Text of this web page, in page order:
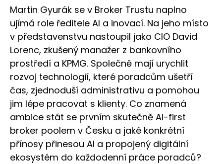
Martin Gyurák se v Broker Trustu naplno
ujímá role ředitele AI a inovací. Na jeho místo
v představenstvu nastoupil jako CIO David
Lorenc, zkušený manažer z bankovního
prostředí a KPMG. Společně mají urychlit
rozvoj technologií, které poradcům ušetří
čas, zjednoduší administrativu a pomohou
jim lépe pracovat s klienty. Co znamená
ambice stát se prvním skutečně AI-first
broker poolem v Česku a jaké konkrétní
přínosy přinesou AI a propojený digitální
ekosystém do každodenní práce poradců?